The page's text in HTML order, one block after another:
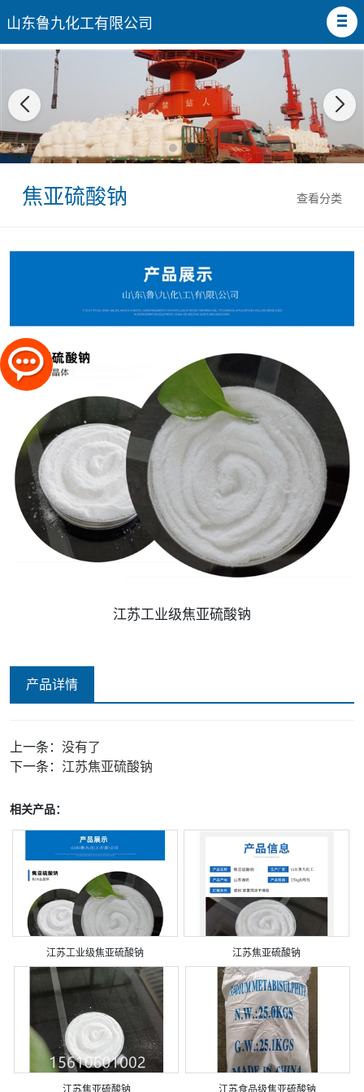
山东鲁九化工有限公司
查看分类
焦亚硫酸钠
江苏工业级焦亚硫酸钠
产品详情
上一条： 没有了
下一条： 江苏焦亚硫酸钠
相关产品：
江苏工业级焦亚硫酸钠 江苏焦亚硫酸钠
江苏焦亚硫酸钠 江苏食品级焦亚硫酸钠